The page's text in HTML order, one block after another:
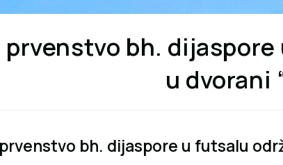
bh.
u dvorani
bh. dijaspore u futsalu